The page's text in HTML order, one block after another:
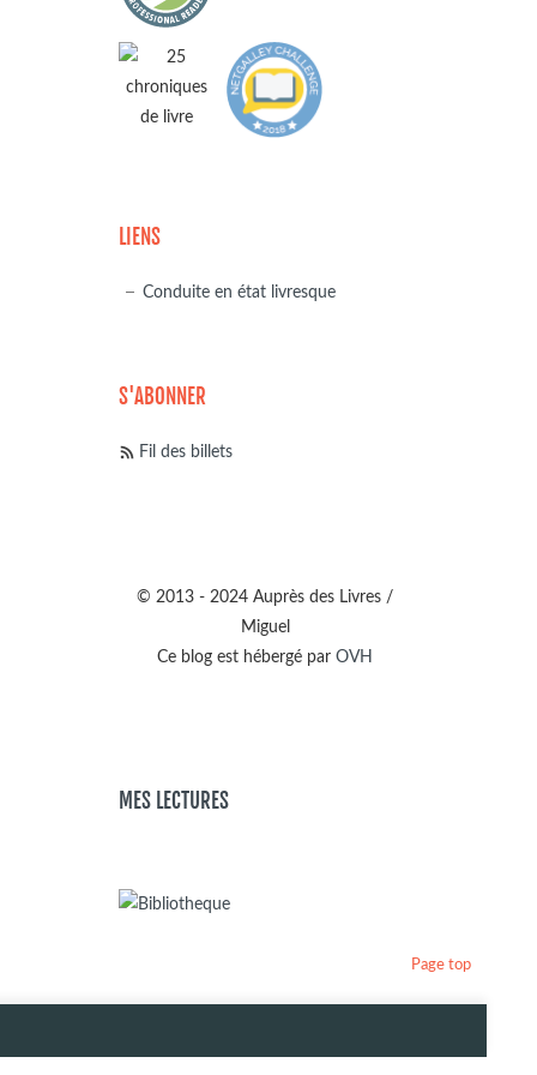
LIENS
Conduite en état livresque
S'ABONNER
Fil des billets
© 2013 - 2024 Auprès des Livres /
Miguel
Ce blog est hébergé parOVH
MES LECTURES
Page top